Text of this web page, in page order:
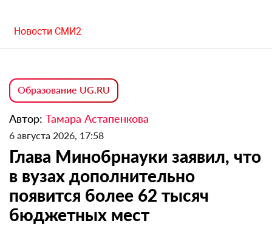
Новости СМИ2
Образование UG.RU
Автор: Тамара Астапенкова
6 августа 2026, 17:58
Глава Минобрнауки заявил, что
в вузах дополнительно
появится более 62 тысяч
бюджетных мест